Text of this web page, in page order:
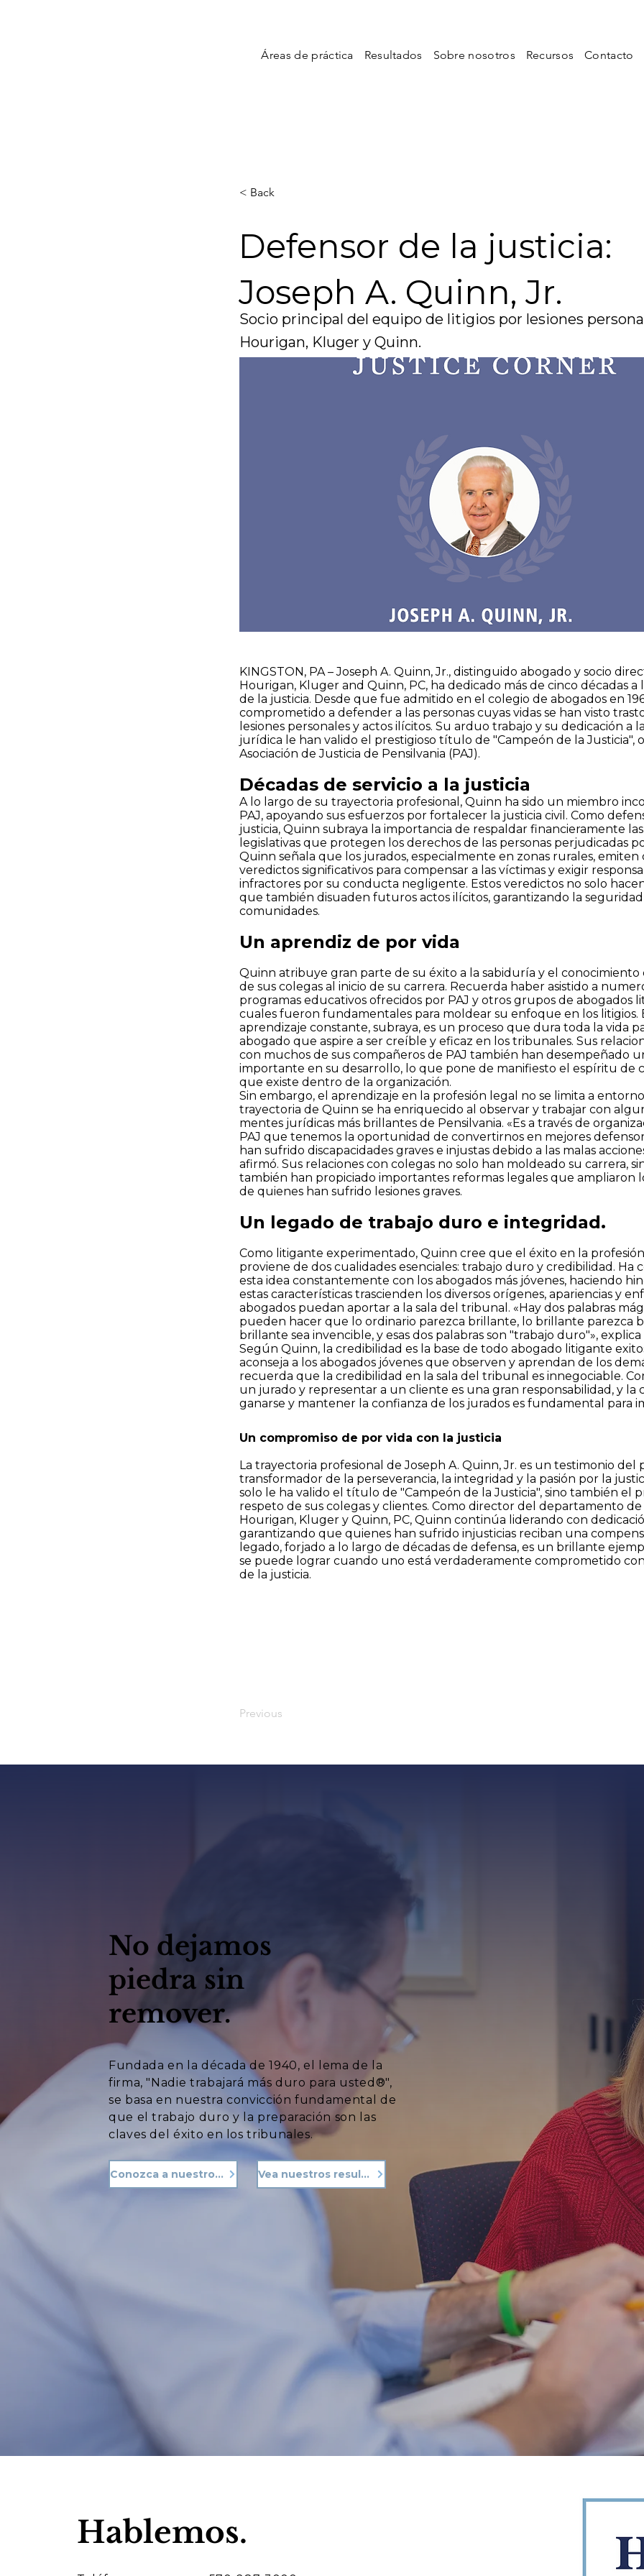
Áreas de práctica Resultados Sobre nosotros Recursos Contacto
< Back
Defensor de la justicia:
Joseph A. Quinn, Jr.
Socio principal del equipo de litigios por lesiones
Hourigan, Kluger y Quinn.
KINGSTON, PA – Joseph A. Quinn, Jr., distinguido abogado y socio
Hourigan, Kluger and Quinn, PC, ha dedicado más de cinco décadas a
de la justicia. Desde que fue admitido en el colegio de abogados en
comprometido a defender a las personas cuyas vidas se han visto
lesiones personales y actos ilícitos. Su arduo trabajo y su dedicación a
jurídica le han valido el prestigioso título de "Campeón de la Justicia",
Asociación de Justicia de Pensilvania (PAJ).
Décadas de servicio a la justicia
A lo largo de su trayectoria profesional, Quinn ha sido un miembro
PAJ, apoyando sus esfuerzos por fortalecer la justicia civil. Como
justicia, Quinn subraya la importancia de respaldar financieramente las
legislativas que protegen los derechos de las personas perjudicadas
Quinn señala que los jurados, especialmente en zonas rurales, emiten
veredictos significativos para compensar a las víctimas y exigir
infractores por su conducta negligente. Estos veredictos no solo
que también disuaden futuros actos ilícitos, garantizando la seguridad
comunidades.
Un aprendiz de por vida
Quinn atribuye gran parte de su éxito a la sabiduría y el
de sus colegas al inicio de su carrera. Recuerda haber asistido a
programas educativos ofrecidos por PAJ y otros grupos de abogados
cuales fueron fundamentales para moldear su enfoque en los litigios.
aprendizaje constante, subraya, es un proceso que dura toda la vida
abogado que aspire a ser creíble y eficaz en los tribunales. Sus
con muchos de sus compañeros de PAJ también han desempeñado
importante en su desarrollo, lo que pone de manifiesto el espíritu de
que existe dentro de la organización.
Sin embargo, el aprendizaje en la profesión legal no se limita a
trayectoria de Quinn se ha enriquecido al observar y trabajar con
mentes jurídicas más brillantes de Pensilvania. «Es a través de
PAJ que tenemos la oportunidad de convertirnos en mejores
han sufrido discapacidades graves e injustas debido a las malas
afirmó. Sus relaciones con colegas no solo han moldeado su carrera,
también han propiciado importantes reformas legales que ampliaron
de quienes han sufrido lesiones graves.
Un legado de trabajo duro e integridad.
Como litigante experimentado, Quinn cree que el éxito en la
proviene de dos cualidades esenciales: trabajo duro y credibilidad. Ha
esta idea constantemente con los abogados más jóvenes, haciendo
estas características trascienden los diversos orígenes, apariencias y
abogados puedan aportar a la sala del tribunal. «Hay dos palabras
pueden hacer que lo ordinario parezca brillante, lo brillante parezca
brillante sea invencible, y esas dos palabras son "trabajo duro"»,
Según Quinn, la credibilidad es la base de todo abogado litigante
aconseja a los abogados jóvenes que observen y aprendan de los
recuerda que la credibilidad en la sala del tribunal es innegociable.
un jurado y representar a un cliente es una gran responsabilidad, y la
ganarse y mantener la confianza de los jurados es fundamental para
Un compromiso de por vida con la justicia
La trayectoria profesional de Joseph A. Quinn, Jr. es un testimonio del
transformador de la perseverancia, la integridad y la pasión por la
solo le ha valido el título de "Campeón de la Justicia", sino también el
respeto de sus colegas y clientes. Como director del departamento de
Hourigan, Kluger y Quinn, PC, Quinn continúa liderando con
garantizando que quienes han sufrido injusticias reciban una
legado, forjado a lo largo de décadas de defensa, es un brillante
se puede lograr cuando uno está verdaderamente comprometido
de la justicia.
Previous
No dejamos
piedra sin
remover.
Fundada en la década de 1940, el lema de la
firma, "Nadie trabajará más duro para usted®",
se basa en nuestra convicción fundamental de
que el trabajo duro y la preparación son las
claves del éxito en los tribunales.
Conozca a nuestro equipo Vea nuestros resultados
Hablemos.